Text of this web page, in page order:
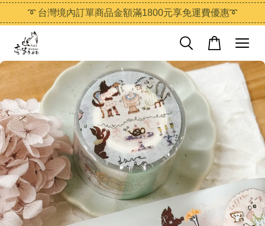
➰ 台灣境內訂單商品金額滿1800元享免運費優惠➰